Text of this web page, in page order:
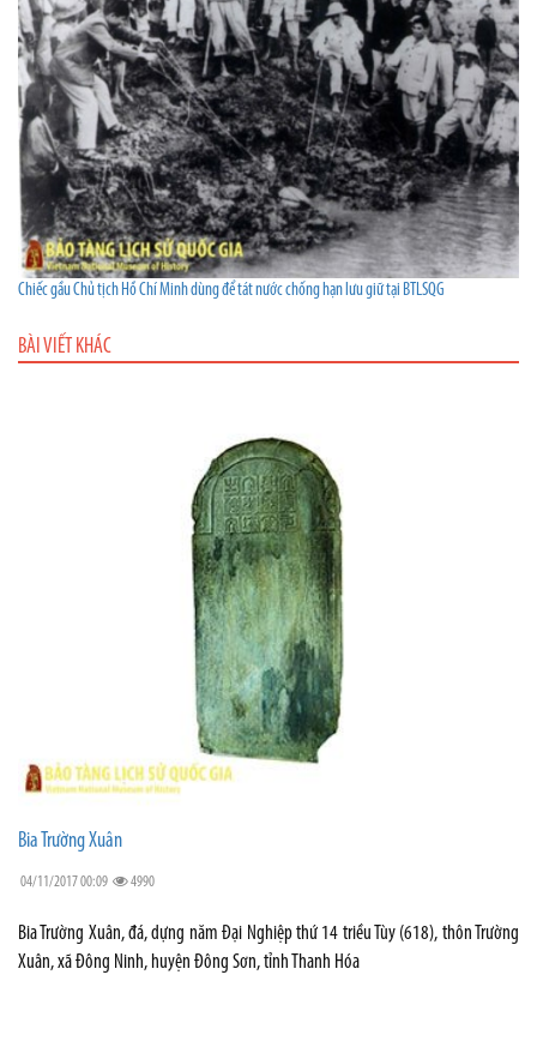
Chiếc gầu Chủ tịch Hồ Chí Minh dùng để tát nước chống hạn lưu giữ tại BTLSQG
BÀI VIẾT KHÁC
Bia Trường Xuân
04/11/2017 00:09 4990
Bia Trường Xuân, đá, dựng năm Đại Nghiệp thứ 14 triều Tùy (618), thôn Trường
Xuân, xã Đông Ninh, huyện Đông Sơn, tỉnh Thanh Hóa